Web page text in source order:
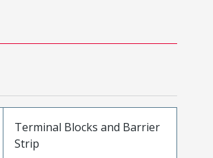
Terminal Blocks and Barrier
Strip